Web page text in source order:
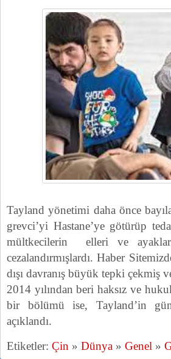
Tayland yönetimi daha önce
grevci’yi Hastane’ye götürüp
mültkecilerin elleri ve
cezalandırmışlardı. Haber
dışı davranış büyük tepki çekmiş
2014 yılından beri haksız ve
bir bölümü ise, Tayland’in
açıklandı.
Etiketler: Çin » Dünya » Genel »